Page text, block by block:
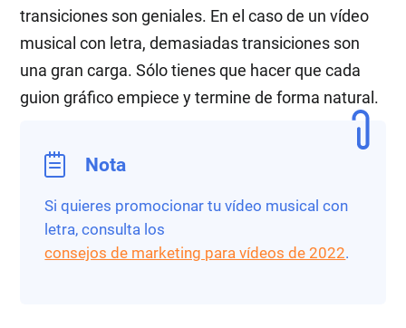
transiciones son geniales. En el caso de un vídeo
musical con letra, demasiadas transiciones son
una gran carga. Sólo tienes que hacer que cada
guion gráfico empiece y termine de forma natural.
Nota
Si quieres promocionar tu vídeo musical con
letra, consulta los
consejos de marketing para vídeos de 2022.